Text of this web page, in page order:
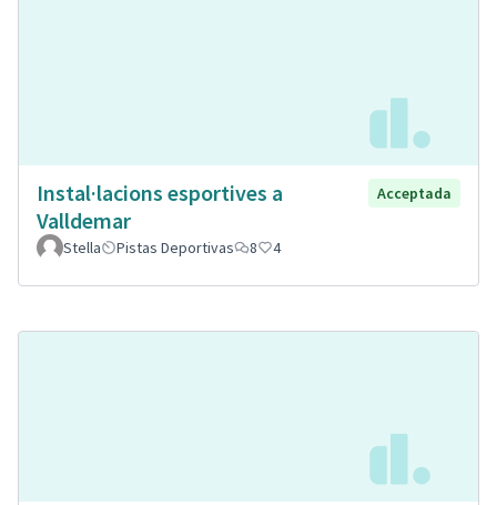
Instal·lacions esportives a
Valldemar
Acceptada
Stella Pistas Deportivas 8 4